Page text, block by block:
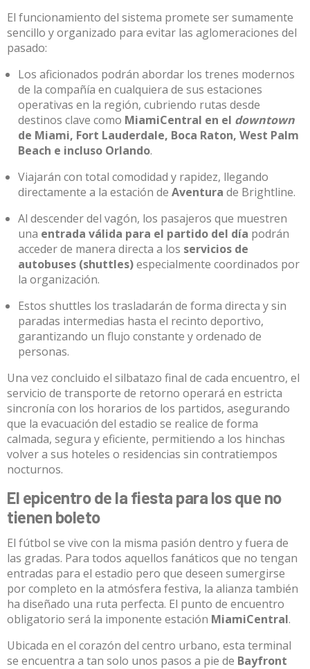
El funcionamiento del sistema promete ser sumamente
sencillo y organizado para evitar las aglomeraciones del
pasado:
Los aficionados podrán abordar los trenes modernos
de la compañía en cualquiera de sus estaciones
operativas en la región, cubriendo rutas desde
destinos clave como MiamiCentral en el downtown
de Miami, Fort Lauderdale, Boca Raton, West Palm
Beach e incluso Orlando.
Viajarán con total comodidad y rapidez, llegando
directamente a la estación de Aventura de Brightline.
Al descender del vagón, los pasajeros que muestren
una entrada válida para el partido del día podrán
acceder de manera directa a los servicios de
autobuses (shuttles)especialmente coordinados por
la organización.
Estos shuttles los trasladarán de forma directa y sin
paradas intermedias hasta el recinto deportivo,
garantizando un flujo constante y ordenado de
personas.
Una vez concluido el silbatazo final de cada encuentro, el
servicio de transporte de retorno operará en estricta
sincronía con los horarios de los partidos, asegurando
que la evacuación del estadio se realice de forma
calmada, segura y eficiente, permitiendo a los hinchas
volver a sus hoteles o residencias sin contratiempos
nocturnos.
El epicentro de la fiesta para los que no
tienen boleto
El fútbol se vive con la misma pasión dentro y fuera de
las gradas. Para todos aquellos fanáticos que no tengan
entradas para el estadio pero que deseen sumergirse
por completo en la atmósfera festiva, la alianza también
ha diseñado una ruta perfecta. El punto de encuentro
obligatorio será la imponente estación MiamiCentral.
Ubicada en el corazón del centro urbano, esta terminal
se encuentra a tan solo unos pasos a pie de Bayfront